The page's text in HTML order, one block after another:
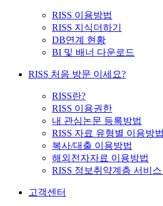
RISS 이용방법
RISS 지식더하기
DB연계 현황
BI 및 배너 다운로드
RISS 처음 방문 이세요?
RISS란?
RISS 이용권한
내 관심논문 등록방법
RISS 자료 유형별 이용방법
복사/대출 이용방법
해외전자자료 이용방법
RISS 정보취약계층 서비
고객센터